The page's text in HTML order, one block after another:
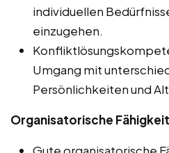
individuellen
einzugehen.
Umgang mit
Persönlichkeiten und
Organisatorische